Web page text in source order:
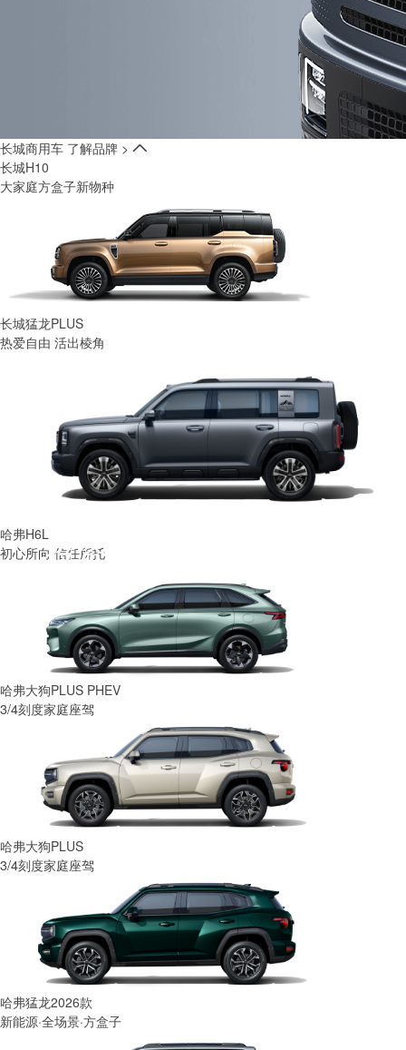
长城商用车 了解品牌 >
长城H10
大家庭方盒子新物种
长城猛龙PLUS
热爱自由 活出棱角
哈弗H6L
初心所向 信任所托
哈弗大狗PLUS PHEV
3/4刻度家庭座驾
哈弗大狗PLUS
3/4刻度家庭座驾
哈弗猛龙2026款
新能源·全场景·方盒子
投资者关系